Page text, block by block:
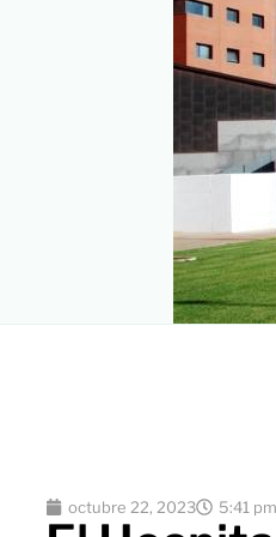
octubre 22, 2023 5:41 pm